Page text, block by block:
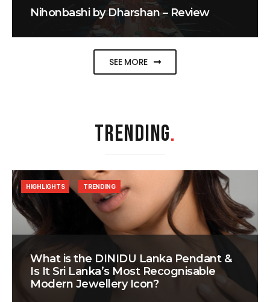
Nihonbashi by Dharshan – Review
SEE MORE
TRENDING.
What is the DINIDU Lanka Pendant &
Is It Sri Lanka’s Most Recognisable
Modern Jewellery Icon?
HIGHLIGHTS TRENDING